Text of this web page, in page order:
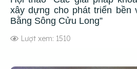
xây dựng cho phát triển bền
Bằng Sông Cửu Long”
Lượt xem: 1510